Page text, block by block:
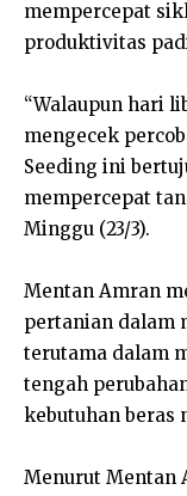
mempercepat
produktivitas
“Walaupun hari
mengecek
Seeding ini
mempercepat
Minggu (23/3).
Mentan Amran
pertanian dalam
terutama dalam
tengah
kebutuhan beras
Menurut Mentan